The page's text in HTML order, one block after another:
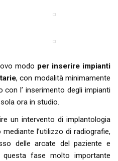
modo per inserire impianti
, con modalità minimamente
con l’ inserimento degli impianti
ora in studio.
un intervento di implantologia
l’utilizzo di radiografie,
delle arcate del paziente e
questa fase molto importante